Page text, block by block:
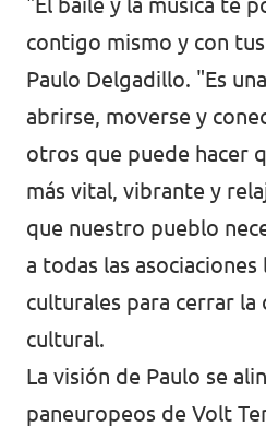
"El baile y la música te
contigo mismo y con
Paulo Delgadillo. "Es
abrirse, moverse y
otros que puede hacer
más vital, vibrante y
que nuestro pueblo
a todas las
culturales para cerrar la
cultural.
La visión de Paulo se
paneuropeos de Volt